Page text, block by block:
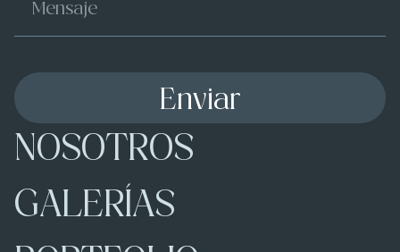
NOSOTROS
GALERÍAS
Enviar